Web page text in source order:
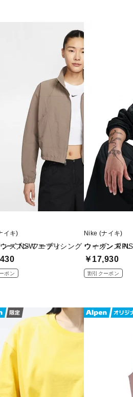
ーブン フーディ
イキ)
ンズ NSW エブリシング ウーヴン RPL
ポン
Nike (ナイキ)
ウィメンズ
￥17,930
割引クーポン